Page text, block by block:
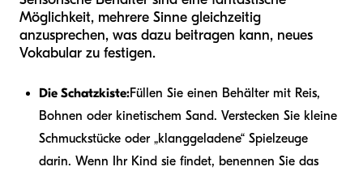
Möglichkeit, mehrere Sinne gleichzeitig
anzusprechen, was dazu beitragen kann, neues
Vokabular zu festigen.
Die Schatzkiste:Füllen Sie einen Behälter mit Reis,
Bohnen oder kinetischem Sand. Verstecken Sie kleine
Schmuckstücke oder „klanggeladene“ Spielzeuge
darin. Wenn Ihr Kind sie findet, benennen Sie das